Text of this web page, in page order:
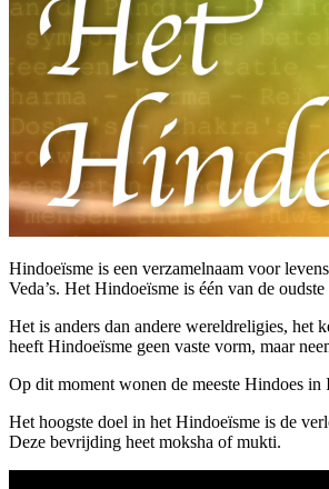
Hindoeïsme is een verzamelnaam voor
Veda’s. Het Hindoeïsme is één van de
Het is anders dan andere wereldreligies, het
heeft Hindoeïsme geen vaste vorm, maar
Op dit moment wonen de meeste Hindoes
Het hoogste doel in het Hindoeïsme is de
Deze bevrijding heet moksha of mukti.